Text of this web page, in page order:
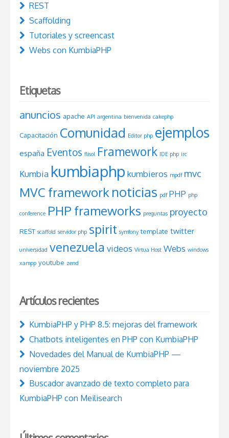
REST
Scaffolding
Tutoriales y screencast
Webs con KumbiaPHP
Etiquetas
anuncios apache API argentina bienvenida cakephp
Capacitación Comunidad Editor php ejemplos
españa Eventos flisol Framework IDE php irc
Kumbia kumbiaphp kumbieros mpdf mvc
MVC frameworknoticias pdf PHP php
conference PHP frameworks preguntas proyecto
REST scaffold servidor php spirit symfony template twitter
universidad venezuela videos Virtua Host Webs windows
xampp youtube zend
Artículos recientes
KumbiaPHP y PHP 8.5: mejoras del framework
Chatbots inteligentes en PHP con KumbiaPHP
Novedades del Manual de KumbiaPHP —
noviembre 2025
Buscador avanzado de texto completo para
KumbiaPHP con Meilisearch